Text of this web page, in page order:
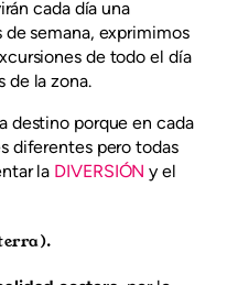
cada día una
semana, exprimimos
de todo el día
de la zona.
destino porque en cada
diferentes pero todas
la DIVERSIÓN y el